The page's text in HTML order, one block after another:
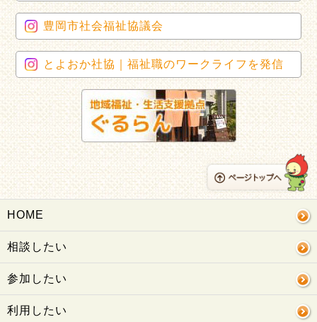
豊岡市社会福祉協議会
とよおか社協｜福祉職のワークライフを発信
HOME
相談したい
参加したい
利用したい